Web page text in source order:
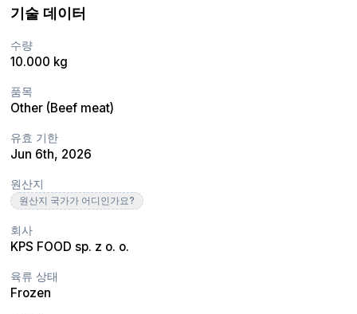
기술 데이터
수량
10.000 kg
품목
Other (Beef meat)
유효 기한
Jun 6th, 2026
원산지
원산지 국가가 어디인가요?
회사
KPS FOOD sp. z o. o.
육류 상태
Frozen